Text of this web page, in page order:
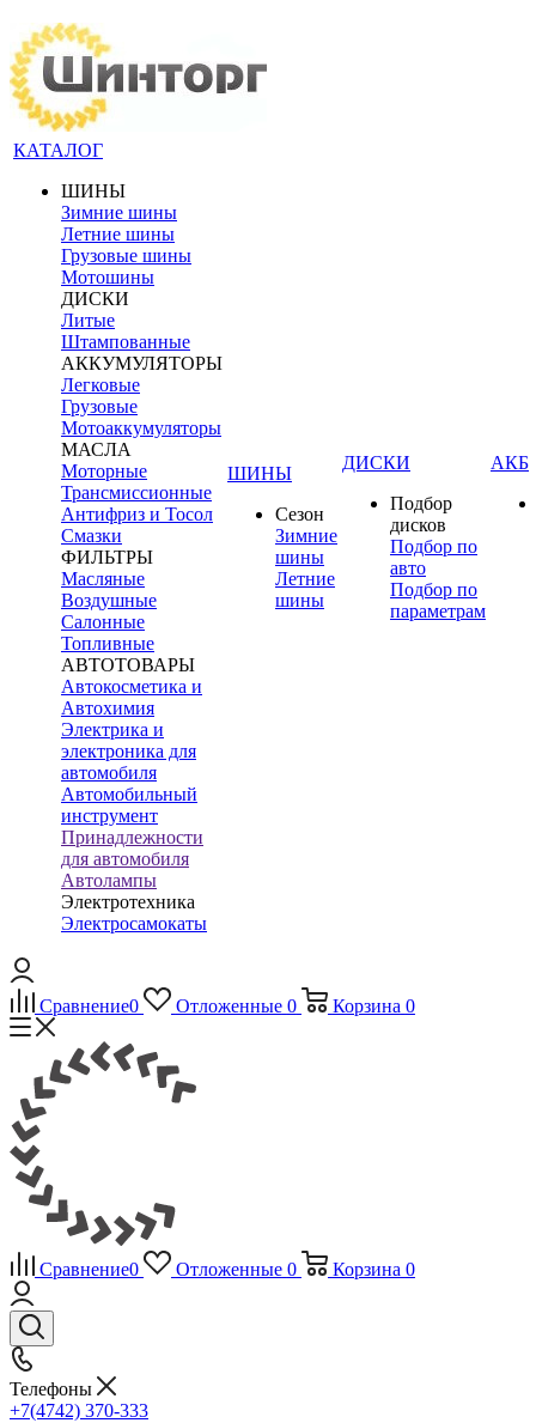
КАТАЛОГ
ШИНЫ
Зимние шины
Летние шины
Грузовые шины
Мотошины
ДИСКИ
Литые
Штампованные
АККУМУЛЯТОРЫ
Легковые
Грузовые
Мотоаккумуляторы
МАСЛА
Моторные
Трансмиссионные
Антифриз и Тосол
Смазки
ФИЛЬТРЫ
Масляные
Воздушные
Салонные
Топливные
АВТОТОВАРЫ
Автокосметика и
Автохимия
Электрика и
электроника для
автомобиля
Автомобильный
инструмент
Принадлежности
для автомобиля
Автолампы
Электротехника
Электросамокаты
ШИНЫ
Сезон
Зимние
шины
Летние
шины
ДИСКИ
Подбор
дисков
Подбор по
авто
Подбор по
параметрам
АКБ
Сравнение0 Отложенные 0 Корзина 0
Сравнение0 Отложенные 0 Корзина 0
Телефоны
+7(4742) 370-333